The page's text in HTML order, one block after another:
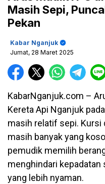
Masih Sepi,
Pekan
Kabar Nganjuk
Jumat, 28 Maret 2025
KabarNganjuk.com –
Kereta Api Nganjuk
masih relatif sepi. Kursi
masih banyak yang
pemudik memilih
menghindari
yang lebih nyaman.